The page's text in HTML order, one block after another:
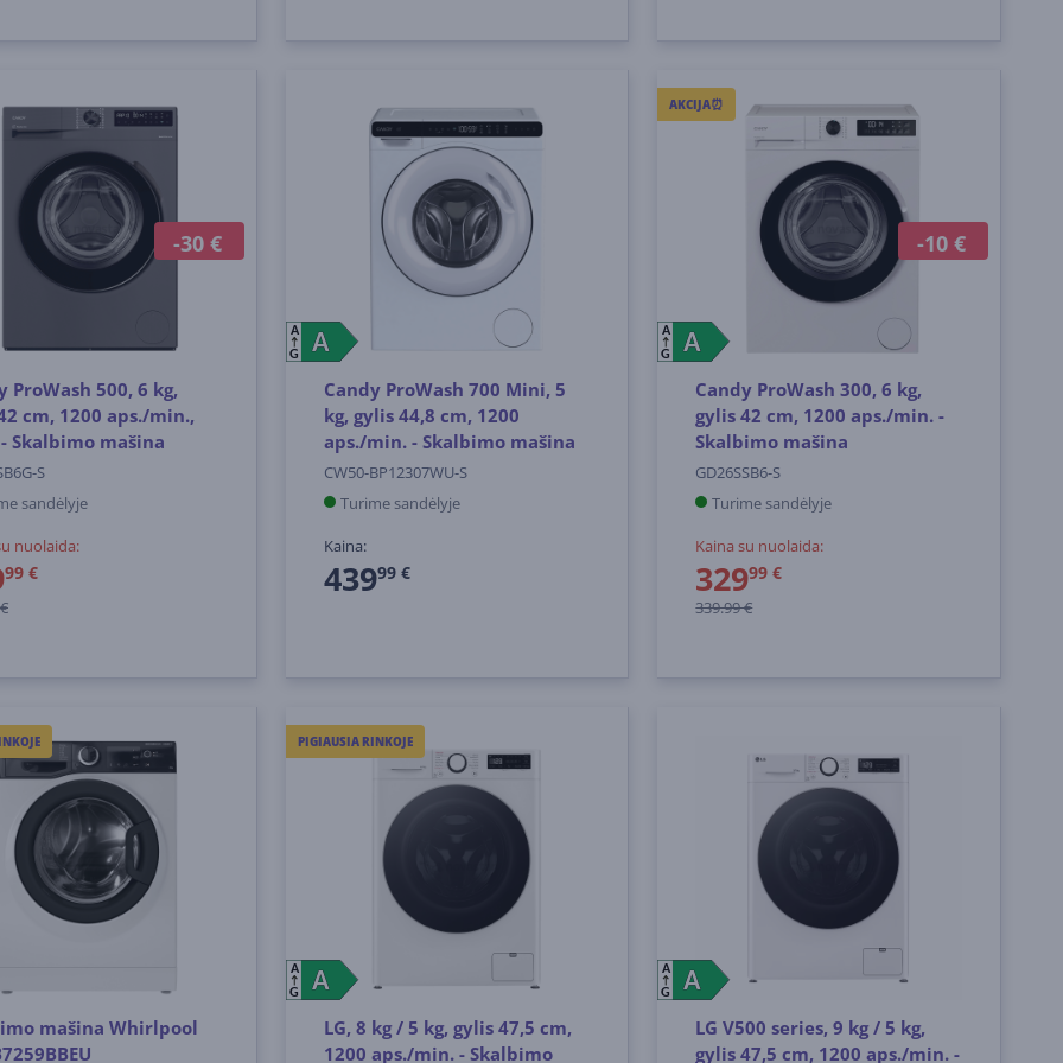
-30 €
ProWash 500, 6 kg,
cm, 1200 aps./min.,
Skalbimo mašina
S
sandėlyje
nuolaida:
99 €
A
A
A
G
Candy ProWash 700 Mini, 5
kg, gylis 44,8 cm, 1200
aps./min. - Skalbimo mašina
CW50-BP12307WU-S
Turime sandėlyje
Kaina:
43999 €
AKCIJA⏰
-10 €
A
A
A
G
Candy ProWash 300, 6 kg,
gylis 42 cm, 1200 aps./min. -
Skalbimo mašina
GD26SSB6-S
Turime sandėlyje
Kaina su nuolaida:
32999 €
339.99 €
mašina Whirlpool
PIGIAUSIA RINKOJE
A
A
A
G
LG, 8 kg / 5 kg, gylis 47,5 cm,
1200 aps./min. - Skalbimo
A
A
A
G
LG V500 series, 9 kg / 5 kg,
gylis 47,5 cm, 1200 aps./min. -